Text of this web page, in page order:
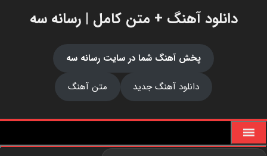
دانلود آهنگ + متن کامل | رسانه سه
پخش آهنگ شما در سایت رسانه سه
دانلود آهنگ جدید
متن آهنگ